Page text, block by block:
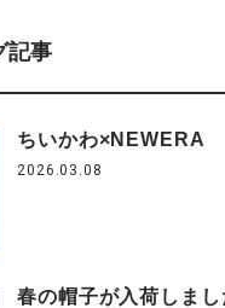
記事
ちいかわ×NEWERA
2026.03.08
春の帽子が入荷しまし